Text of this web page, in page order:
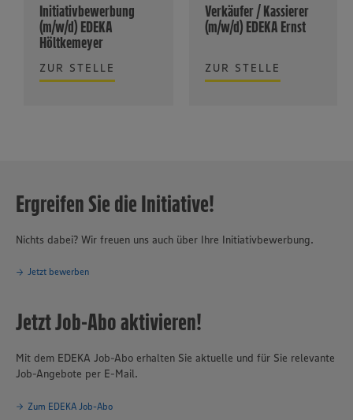
Initiativbewerbung
(m/w/d) EDEKA
Höltkemeyer
ZUR STELLE
Verkäufer / Kassierer
(m/w/d) EDEKA Ernst
ZUR STELLE
Ergreifen Sie die Initiative!
Nichts dabei? Wir freuen uns auch über Ihre Initiativbewerbung.
Jetzt bewerben
Jetzt Job-Abo aktivieren!
Mit dem EDEKA Job-Abo erhalten Sie aktuelle und für Sie relevante
Job-Angebote per E-Mail.
Zum EDEKA Job-Abo